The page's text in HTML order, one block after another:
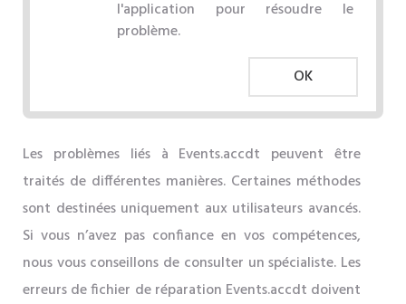
l'application pour résoudre le
problème.
OK
Les problèmes liés à Events.accdt peuvent être
traités de différentes manières. Certaines méthodes
sont destinées uniquement aux utilisateurs avancés.
Si vous n’avez pas confiance en vos compétences,
nous vous conseillons de consulter un spécialiste. Les
erreurs de fichier de réparation Events.accdt doivent